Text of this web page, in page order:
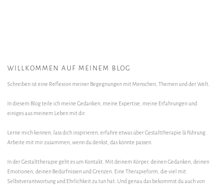
WILLKOMMEN AUF MEINEM BLOG
Schreiben ist eine Reflexion meiner Begegnungen mit Menschen, Themen und der Welt.
In diesem Blog teile ich meine Gedanken, meine Expertise, meine Erfahrungen und
einiges aus meinem Leben mit dir.
Lerne mich kennen, lass dich inspirieren, erfahre etwas über Gestalttherapie & Führung.
Arbeite mit mir zusammen, wenn du denkst, das könnte passen.
In der Gestalttherapie geht es um Kontakt. Mit deinem Körper, deinen Gedanken, deinen
Emotionen, deinen Bedürfnissen und Grenzen. Eine Therapieform, die viel mit
Selbstverantwortung und Ehrlichkeit zu tun hat. Und genau das bekommst du auch von